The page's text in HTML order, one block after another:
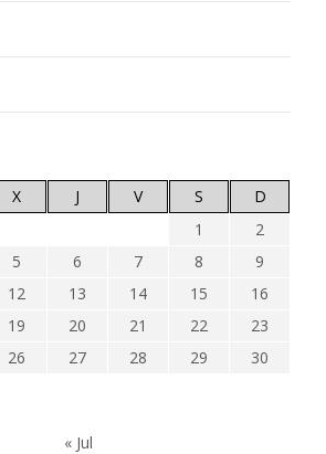
X J V S
D
1
2
5 6 7 8
9
12 13 14 15
16
19 20 21 22
23
26 27 28 29
30
« Jul